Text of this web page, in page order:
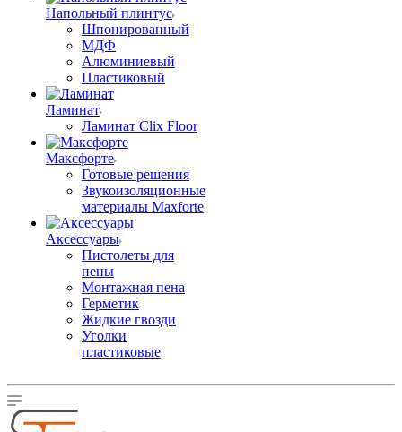
Напольный плинтус
Шпонированный
МДФ
Алюминиевый
Пластиковый
Ламинат
Ламинат Clix Floor
Максфорте
Готовые решения
Звукоизоляционные
материалы Maxforte
Аксессуары
Пистолеты для
пены
Монтажная пена
Герметик
Жидкие гвозди
Уголки
пластиковые